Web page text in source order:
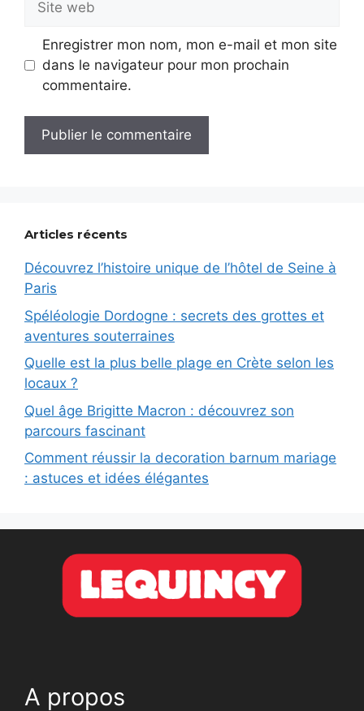
web
Enregistrer mon nom, mon e-mail et mon site
dans le navigateur pour mon prochain
commentaire.
Articles récents
Découvrez l’histoire unique de l’hôtel de Seine à
Paris
Spéléologie Dordogne : secrets des grottes et
aventures souterraines
Quelle est la plus belle plage en Crète selon les
locaux ?
Quel âge Brigitte Macron : découvrez son
parcours fascinant
Comment réussir la decoration barnum mariage
: astuces et idées élégantes
A propos